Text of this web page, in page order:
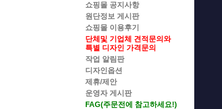
쇼핑몰 공지사항
원단정보 게시판
쇼핑몰 이용후기
단체및 기업체 견적문의와
특별 디자인 가격문의
작업 알림판
디자인옵션
제휴/제안
운영자 게시판
FAG(주문전에 참고하세요!)